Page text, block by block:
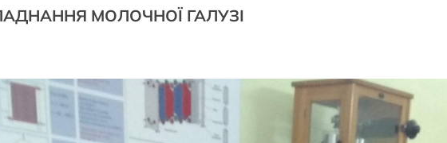
МОЛОЧНОЇ ГАЛУЗІ